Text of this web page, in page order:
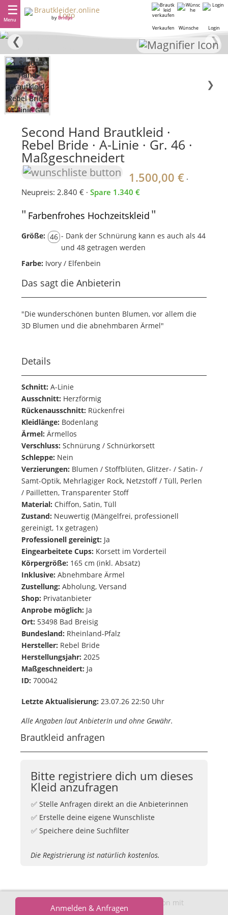
Menu byBridys
Login
Wünsche
Verkaufen
❮ ❯
❯
Second Hand Brautkleid ·
Rebel Bride · A-Linie · Gr. 46 ·
Maßgeschneidert
1.500,00 € ·
Neupreis: 2.840 € ·Spare 1.340 €
" Farbenfrohes Hochzeitskleid "
Größe: 46 - Dank der Schnürung kann es auch als 44
und 48 getragen werden
Farbe: Ivory / Elfenbein
Das sagt die Anbieterin
"Die wunderschönen bunten Blumen, vor allem die
3D Blumen und die abnehmbaren Ärmel"
Details
Schnitt:A-Linie
Ausschnitt: Herzförmig
Rückenausschnitt: Rückenfrei
Kleidlänge: Bodenlang
Ärmel: Ärmellos
Verschluss:Schnürung / Schnürkorsett
Schleppe: Nein
Verzierungen: Blumen / Stoffblüten, Glitzer- / Satin- /
Samt-Optik, Mehrlagiger Rock, Netzstoff / Tüll, Perlen
/ Pailletten, Transparenter Stoff
Material: Chiffon, Satin, Tüll
Zustand: Neuwertig (Mängelfrei, professionell
gereinigt, 1x getragen)
Professionell gereinigt: Ja
Eingearbeitete Cups: Korsett im Vorderteil
Körpergröße: 165 cm (inkl. Absatz)
Inklusive:Abnehmbare Ärmel
Zustellung:Abholung, Versand
Shop: Privatanbieter
Anprobe möglich: Ja
Ort: 53498 Bad Breisig
Bundesland: Rheinland-Pfalz
Hersteller: Rebel Bride
Herstellungsjahr: 2025
Maßgeschneidert: Ja
ID: 700042
Letzte Aktualisierung: 23.07.26 22:50 Uhr
Alle Angaben laut AnbieterIn und ohne Gewähr.
Brautkleid anfragen
Bitte registriere dich um dieses
Kleid anzufragen
✅ Stelle Anfragen direkt an die Anbieterinnen
✅ Erstelle deine eigene Wunschliste
✅ Speichere deine Suchfilter
Die Registrierung ist natürlich kostenlos.
Anmelden & Anfragen
Brautkleider.online · In Kooperation mit
Einwilligungen bearbeiten